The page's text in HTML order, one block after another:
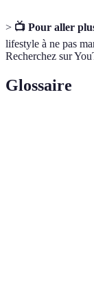
> 📺 Pour aller
lifestyle à ne pas
Recherchez sur
Glossaire